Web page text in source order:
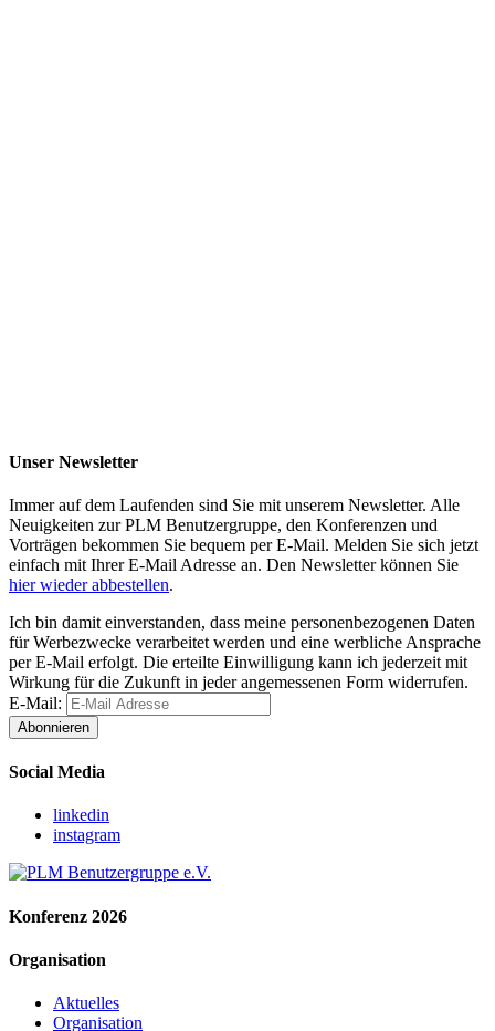
Unser Newsletter
Immer auf dem Laufenden sind Sie mit unserem Newsletter. Alle
Neuigkeiten zur PLM Benutzergruppe, den Konferenzen und
Vorträgen bekommen Sie bequem per E-Mail. Melden Sie sich jetzt
einfach mit Ihrer E-Mail Adresse an. Den Newsletter können Sie
hier wieder abbestellen.
Ich bin damit einverstanden, dass meine personenbezogenen Daten
für Werbezwecke verarbeitet werden und eine werbliche Ansprache
per E-Mail erfolgt. Die erteilte Einwilligung kann ich jederzeit mit
Wirkung für die Zukunft in jeder angemessenen Form widerrufen.
E-Mail:
Abonnieren
Social Media
linkedin
instagram
Konferenz 2026
Organisation
Aktuelles
Organisation